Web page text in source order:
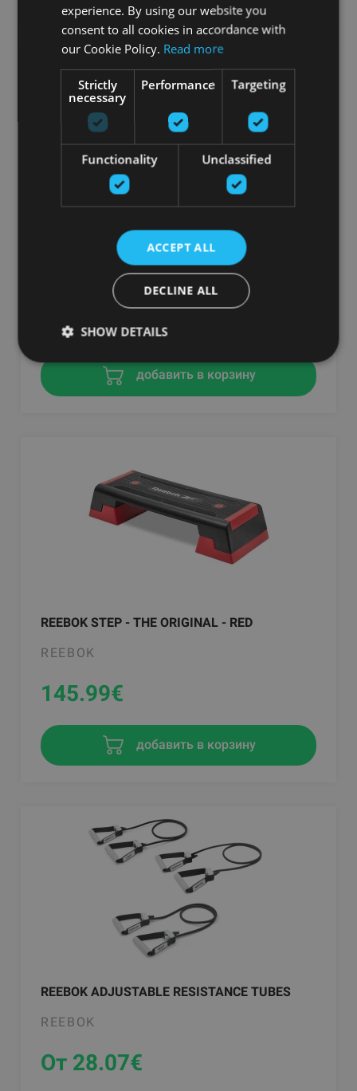
REEBOK STUDIO REP SET PAIRS OF PLATES
WITH GRIP, DIFFERENT WEIGHTS
От 19.99€
добавить в корзину
REEBOK STEP - THE ORIGINAL - RED
REEBOK
145.99€
добавить в корзину
REEBOK ADJUSTABLE RESISTANCE TUBES
REEBOK
От 28.07€
experience. By using our website you
consent to all cookies in accordance with
our Cookie Policy. Read more
Strictly
necessary
Performance Targeting
Functionality Unclassified
ACCEPT ALL
DECLINE ALL
SHOW DETAILS